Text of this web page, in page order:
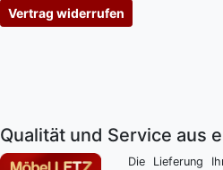
Vertrag widerrufen
Qualität und Service aus
Die Lieferung